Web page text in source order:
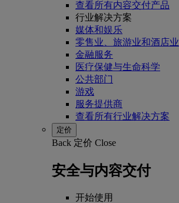
查看所有内容交付产品
行业解决方案
媒体和娱乐
零售业、旅游业和酒店业
金融服务
医疗保健与生命科学
公共部门
游戏
服务提供商
查看所有行业解决方案
定价
Back 定价 Close
安全与内容交付
开始使用